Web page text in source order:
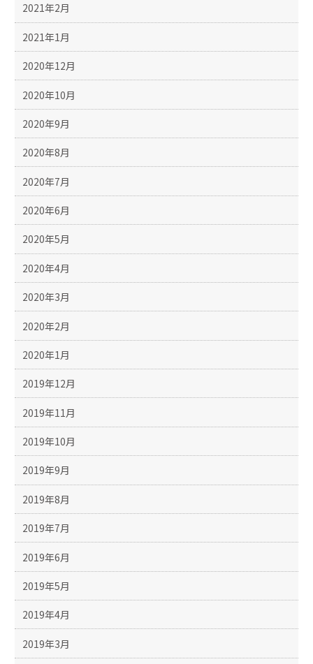
2021年2月
2021年1月
2020年12月
2020年10月
2020年9月
2020年8月
2020年7月
2020年6月
2020年5月
2020年4月
2020年3月
2020年2月
2020年1月
2019年12月
2019年11月
2019年10月
2019年9月
2019年8月
2019年7月
2019年6月
2019年5月
2019年4月
2019年3月